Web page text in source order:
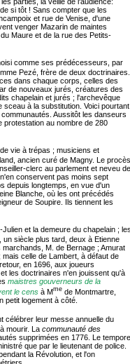
si tôt ! Sans compter que les
et rue de Venise, d'une
venger Mazarin de maintes
Maure et de la rue des Petits-
comme ses prédécesseurs, par
Pezé, frère de deux doctrinaires.
dans chaque corps, celles des
de nouveaux jurés, créatures des
chapelain et jurés ; l'archevêque
à la substitution. Voici pourtant
Aussitôt les danseurs
protestation au nombre de 280
vie à trépas ; musiciens et
ancien curé de Magny. Le procès
clerc au parlement et neveu de
conservent pas moins sept
depuis longtemps, en vue d'un
Blanche, où les ont précédés
de Soupire. Ils tiennent les
et la demeure du chapelain ;
siècle plus tard, deux à Etienne
M. de Bernage ; Amurat
celle de Lambert, à défaut de
en 1696, aux joueurs
les doctrinaires n'en jouissent qu'à
maistres gouverneurs de la
le censà Mmede Montmartre,
petit logement à côté.
célébrer leur messe annuelle du
mourir. La communauté des
supprimées en 1776. Le
que par le lieutenant de police.
la Révolution, et l'on